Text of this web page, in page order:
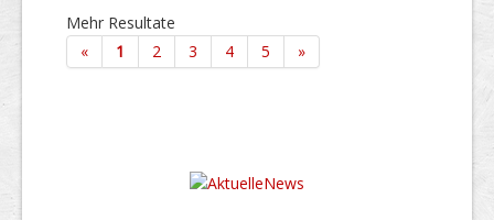
Mehr Resultate
«
1 2 3 4 5 »